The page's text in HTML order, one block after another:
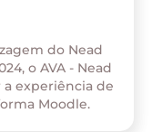
do Nead
o AVA - Nead
a experiência de
Moodle.